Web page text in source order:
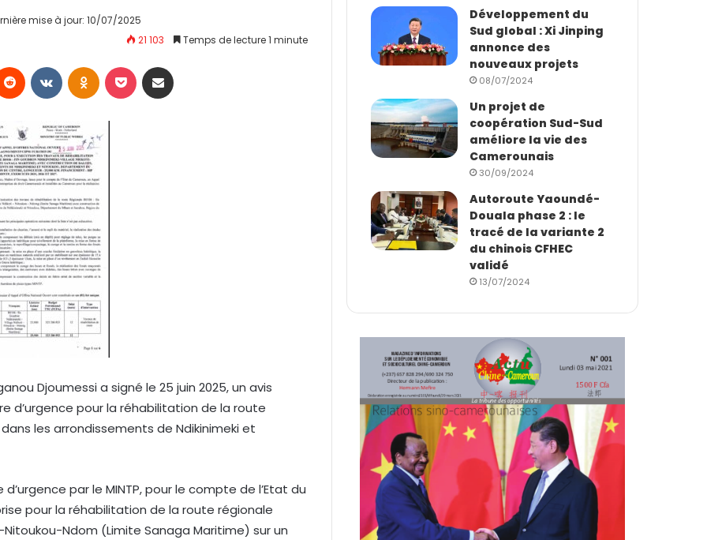
mise à jour: 10/07/2025
21 103
Temps de lecture 1 minute
Djoumessi a signé le 25 juin 2025, un avis
d’urgence pour la réhabilitation de la route
les arrondissements de Ndikinimeki et
par le MINTP, pour le compte de l’Etat du
pour la réhabilitation de la route régionale
Nitoukou-Ndom (Limite Sanaga Maritime) sur un
Développement du
Sud global : Xi Jinping
annonce des
nouveaux projets
08/07/2024
Un projet de
coopération Sud-Sud
améliore la vie des
Camerounais
30/09/2024
Autoroute Yaoundé-
Douala phase 2 : le
tracé de la variante 2
du chinois CFHEC
validé
13/07/2024